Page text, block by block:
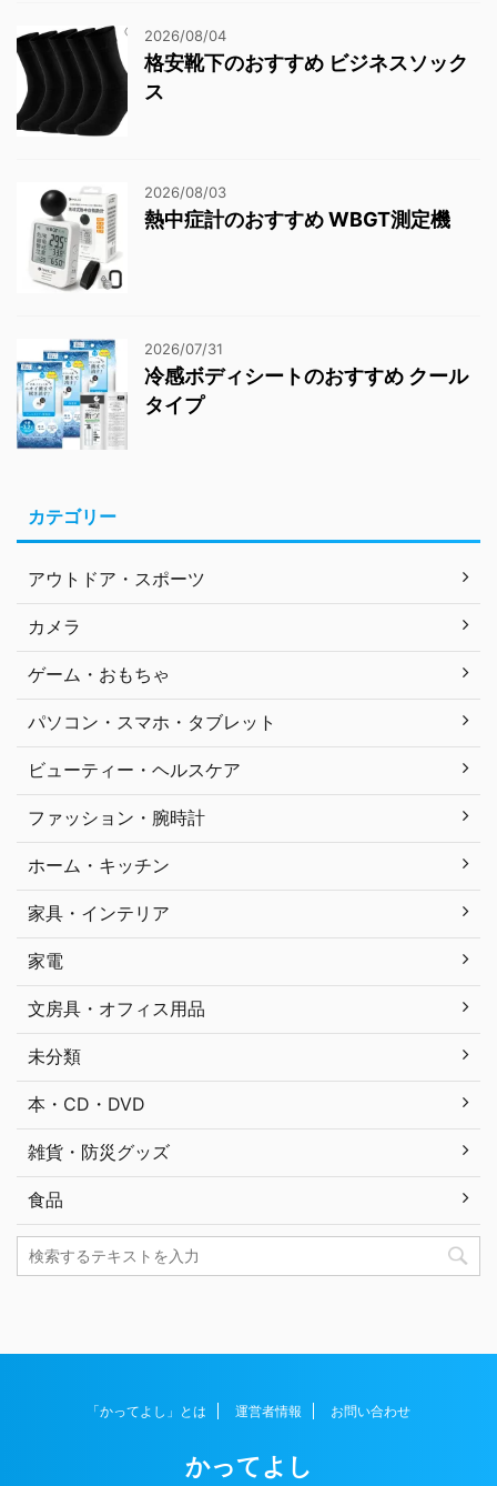
2026/08/04
格安靴下のおすすめ ビジネスソック
ス
2026/08/03
熱中症計のおすすめ WBGT測定機
2026/07/31
冷感ボディシートのおすすめ クール
タイプ
カテゴリー
アウトドア・スポーツ
カメラ
ゲーム・おもちゃ
パソコン・スマホ・タブレット
ビューティー・ヘルスケア
ファッション・腕時計
ホーム・キッチン
家具・インテリア
家電
文房具・オフィス用品
未分類
本・CD・DVD
雑貨・防災グッズ
食品
「かってよし」とは 運営者情報 お問い合わせ
かってよし